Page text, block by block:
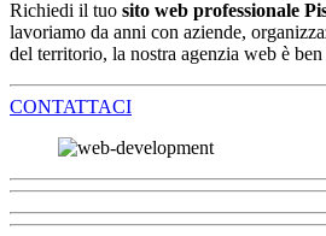
Richiedi il tuo sito web professionale
lavoriamo da anni con aziende,
del territorio, la nostra agenzia web è
CONTATTACI